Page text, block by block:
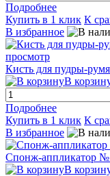
Подробнее
Купить в 1 клик К
В избранное
просмотр
Кисть для пудры-
В
Подробнее
Купить в 1 клик К
В избранное
Спонж-аппликатор
В